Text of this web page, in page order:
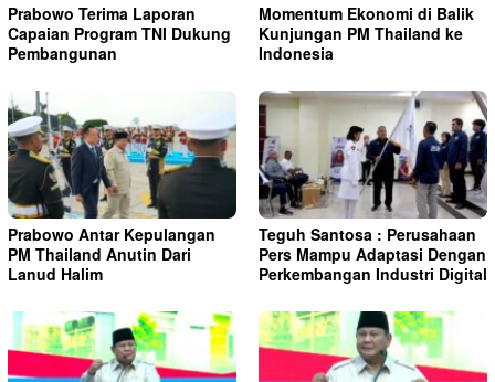
Prabowo Terima Laporan
Capaian Program TNI Dukung
Pembangunan
Momentum Ekonomi di Balik
Kunjungan PM Thailand ke
Indonesia
Prabowo Antar Kepulangan
PM Thailand Anutin Dari
Lanud Halim
Teguh Santosa : Perusahaan
Pers Mampu Adaptasi Dengan
Perkembangan Industri Digital